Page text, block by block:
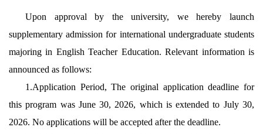
Upon approval by the university, we hereby launch
supplementary admission for international undergraduate students
majoring in English Teacher Education. Relevant information is
announced as follows:
1.Application Period, The original application deadline for
this program was June 30, 2026, which is extended to July 30,
2026. No applications will be accepted after the deadline.